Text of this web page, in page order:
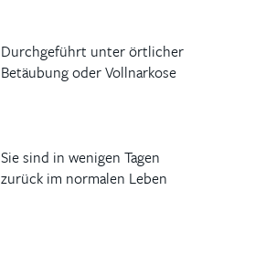
Durchgeführt unter örtlicher
Betäubung oder Vollnarkose
Sie sind in wenigen Tagen
zurück im normalen Leben